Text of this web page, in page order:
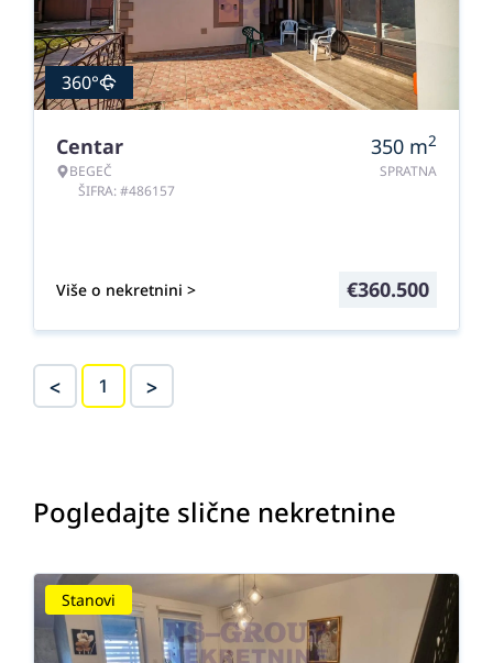
360°
Centar
BEGEČ
ŠIFRA: #486157
350 m2
SPRATNA
Više o nekretnini > €360.500
< 1 >
Pogledajte slične nekretnine
Stanovi